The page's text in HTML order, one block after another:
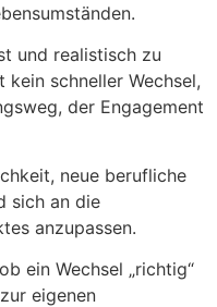
und realistisch zu
schneller Wechsel,
der Engagement
neue berufliche
sich an die
anzupassen.
ein Wechsel „richtig“
eigenen